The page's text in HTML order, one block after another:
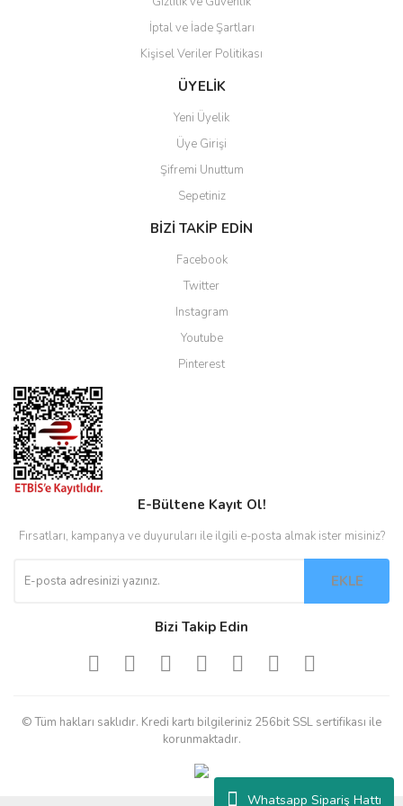
Whatsapp Sipariş Hattı
Gönder
İptal ve İade Şartları
Kişisel Veriler Politikası
ÜYELİK
Yeni Üyelik
Üye Girişi
Şifremi Unuttum
Sepetiniz
BİZİ TAKİP EDİN
Facebook
Twitter
Instagram
Youtube
Pinterest
E-Bültene Kayıt Ol!
Fırsatları, kampanya ve duyuruları ile ilgili e-posta almak ister misiniz?
EKLE
Bizi Takip Edin
© Tüm hakları saklıdır. Kredi kartı bilgileriniz 256bit SSL sertifikası ile
korunmaktadır.